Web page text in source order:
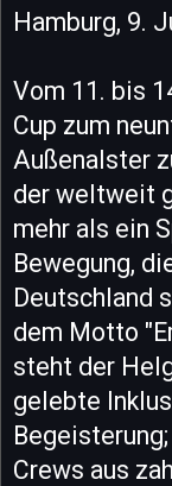
Hamburg, 9.
Vom 11. bis
Cup zum
Außenalster
der weltweit
mehr als ein
Bewegung,
Deutschland
dem Motto
steht der
gelebte
Crews aus